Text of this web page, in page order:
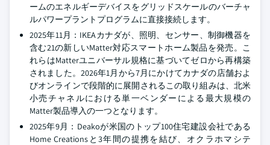
ームのエネルギーデバイスをグリッドスケールのバーチャ
ルパワープラントプログラムに直接接続します。
2025年11月：IKEAカナダが、照明、センサー、制御機器を
含む21の新しいMatter対応スマートホーム製品を発売。こ
れらはMatterユニバーサル規格に基づいてゼロから再構築
されました。2026年1月から7月にかけてカナダの店舗およ
びオンラインで段階的に展開されるこの取り組みは、北米
小売チャネルにおける単一ベンダーによる最大規模の
Matter製品導入の一つとなります。
2025年9月：Deakoが米国のトップ100住宅建設会社である
Home Creationsと3年間の提携を結び、オクラホマシテ